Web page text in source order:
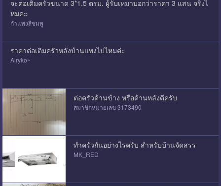
จะต่อเติมครัวขนาด 3*1.5 ตรม. ผู้รับเหมาบอกว่าราคา 3 แสน จริงไ
หมคะ
กำแพงสีชมพู
ราคาต่อเติมครัวหลังบ้านแพงไปไหมค่ะ
Airyko~
ต่อครัวด้านข้าง หรือด้านหลังดีครับ
สมาชิกหมายเลข 3173490
ทำครัวกันอย่างไรครับ สำหรับบ้านจัดสรร
MK_RED